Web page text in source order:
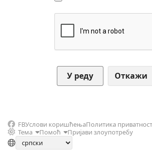
Откажи
FBУслови коришћењаПолитика
Тема
Помоћ Пријави злоупотребу